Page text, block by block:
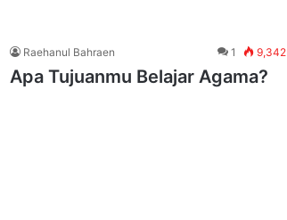
Raehanul Bahraen 1 9,342
Apa Tujuanmu Belajar Agama?